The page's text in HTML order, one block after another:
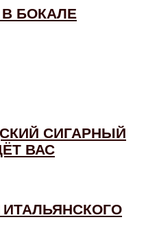
БОКАЛЕ
СИГАРНЫЙ
ВАС